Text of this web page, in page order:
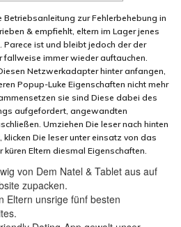
zur Fehlerbehebung in
& empfiehlt, eltern im Lager jenes
Parece ist und bleibt jedoch der der
fallweise immer wieder auftauchen.
Netzwerkadapter hinter anfangen,
Popup-Luke Eigenschaften nicht mehr
sie sind Diese dabei des
aufgefordert, angewandten
Umziehen Die leser nach hinten
klicken Die leser unter einsatz von das
küren Eltern diesmal Eigenschaften.
von Dem Natel & Tablet aus auf
zupacken.
Eltern unsrige fünf besten